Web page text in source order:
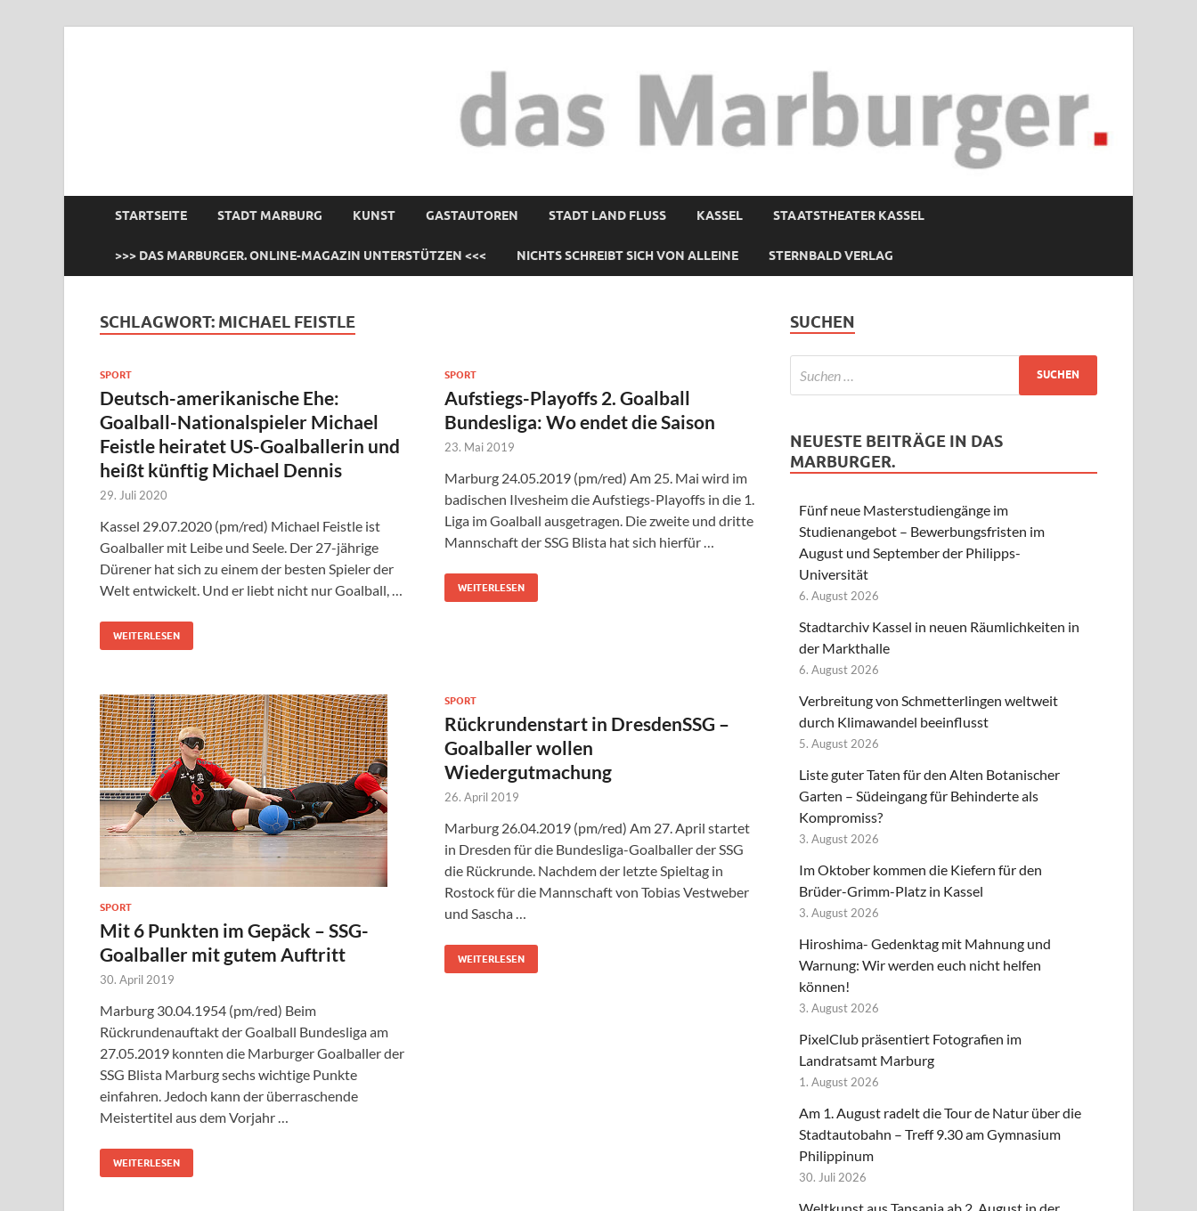
STARTSEITE STADT MARBURG KUNST GASTAUTOREN STADT LAND FLUSS KASSEL STAATSTHEATER KASSEL
>>> DAS MARBURGER. ONLINE-MAGAZIN UNTERSTÜTZEN <<< NICHTS SCHREIBT SICH VON ALLEINE STERNBALD VERLAG
SCHLAGWORT: MICHAEL FEISTLE
SPORT
Deutsch-amerikanische Ehe:
Goalball-Nationalspieler Michael
Feistle heiratet US-Goalballerin und
heißt künftig Michael Dennis
29. Juli 2020
Kassel 29.07.2020 (pm/red) Michael Feistle ist
Goalballer mit Leibe und Seele. Der 27-jährige
Dürener hat sich zu einem der besten Spieler der
Welt entwickelt. Und er liebt nicht nur Goalball, …
WEITERLESEN
SPORT
Aufstiegs-Playoffs 2. Goalball
Bundesliga: Wo endet die Saison
23. Mai 2019
Marburg 24.05.2019 (pm/red) Am 25. Mai wird im
badischen Ilvesheim die Aufstiegs-Playoffs in die 1.
Liga im Goalball ausgetragen. Die zweite und dritte
Mannschaft der SSG Blista hat sich hierfür …
WEITERLESEN
SPORT
Mit 6 Punkten im Gepäck – SSG-
Goalballer mit gutem Auftritt
30. April 2019
Marburg 30.04.1954 (pm/red) Beim
Rückrundenauftakt der Goalball Bundesliga am
27.05.2019 konnten die Marburger Goalballer der
SSG Blista Marburg sechs wichtige Punkte
einfahren. Jedoch kann der überraschende
Meistertitel aus dem Vorjahr …
WEITERLESEN
SPORT
Rückrundenstart in DresdenSSG –
Goalballer wollen
Wiedergutmachung
26. April 2019
Marburg 26.04.2019 (pm/red) Am 27. April startet
in Dresden für die Bundesliga-Goalballer der SSG
die Rückrunde. Nachdem der letzte Spieltag in
Rostock für die Mannschaft von Tobias Vestweber
und Sascha …
WEITERLESEN
SUCHEN
NEUESTE BEITRÄGE IN DAS
MARBURGER.
Fünf neue Masterstudiengänge im
Studienangebot – Bewerbungsfristen im
August und September der Philipps-
Universität
6. August 2026
Stadtarchiv Kassel in neuen Räumlichkeiten in
der Markthalle
6. August 2026
Verbreitung von Schmetterlingen weltweit
durch Klimawandel beeinflusst
5. August 2026
Liste guter Taten für den Alten Botanischer
Garten – Südeingang für Behinderte als
Kompromiss?
3. August 2026
Im Oktober kommen die Kiefern für den
Brüder-Grimm-Platz in Kassel
3. August 2026
Hiroshima- Gedenktag mit Mahnung und
Warnung: Wir werden euch nicht helfen
können!
3. August 2026
PixelClub präsentiert Fotografien im
Landratsamt Marburg
1. August 2026
Am 1. August radelt die Tour de Natur über die
Stadtautobahn – Treff 9.30 am Gymnasium
Philippinum
30. Juli 2026
Weltkunst aus Tansania ab 2. August in der